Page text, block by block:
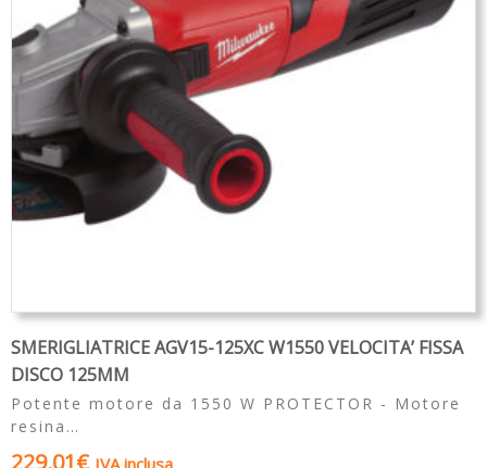
SMERIGLIATRICE AGV15-125XC W1550 VELOCITA’ FISSA
DISCO 125MM
Potente motore da 1550 W PROTECTOR - Motore
resina…
229,01€ IVA inclusa